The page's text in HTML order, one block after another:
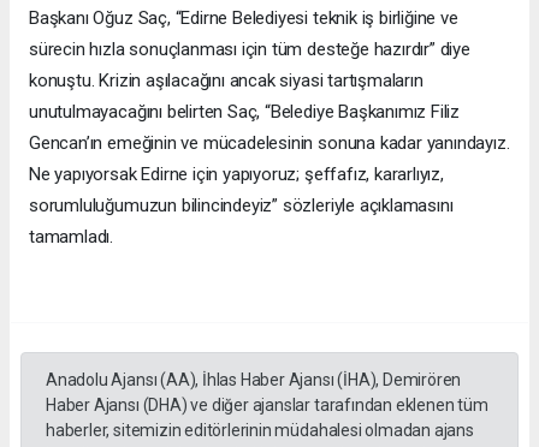
Başkanı Oğuz Saç, “Edirne Belediyesi teknik iş birliğine ve
sürecin hızla sonuçlanması için tüm desteğe hazırdır” diye
konuştu. Krizin aşılacağını ancak siyasi tartışmaların
unutulmayacağını belirten Saç, “Belediye Başkanımız Filiz
Gencan’ın emeğinin ve mücadelesinin sonuna kadar yanındayız.
Ne yapıyorsak Edirne için yapıyoruz; şeffafız, kararlıyız,
sorumluluğumuzun bilincindeyiz” sözleriyle açıklamasını
tamamladı.
Anadolu Ajansı (AA), İhlas Haber Ajansı (İHA), Demirören
Haber Ajansı (DHA) ve diğer ajanslar tarafından eklenen tüm
haberler, sitemizin editörlerinin müdahalesi olmadan ajans